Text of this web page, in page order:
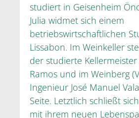
studiert in Geisenheim
Julia widmet sich einem
betriebswirtschaftlichen
Lissabon. Im Weinkeller
der studierte Kellermeister
Ramos und im Weinberg
Ingenieur José Manuel
Seite. Letztlich schließt
mit ihrem neuen